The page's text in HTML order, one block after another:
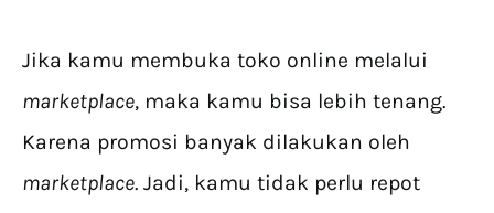
Jika kamu membuka toko online melalui
marketplace, maka kamu bisa lebih tenang.
Karena promosi banyak dilakukan oleh
marketplace. Jadi, kamu tidak perlu repot